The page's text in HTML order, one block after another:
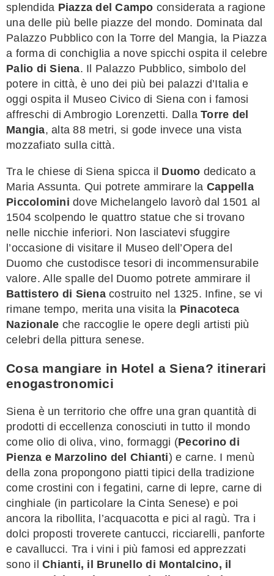
splendida Piazza del Campo considerata a ragione
una delle più belle piazze del mondo. Dominata dal
Palazzo Pubblico con la Torre del Mangia, la Piazza
a forma di conchiglia a nove spicchi ospita il celebre
Palio di Siena. Il Palazzo Pubblico, simbolo del
potere in città, è uno dei più bei palazzi d’Italia e
oggi ospita il Museo Civico di Siena con i famosi
affreschi di Ambrogio Lorenzetti. Dalla Torre del
Mangia, alta 88 metri, si gode invece una vista
mozzafiato sulla città.
Tra le chiese di Siena spicca il Duomo dedicato a
Maria Assunta. Qui potrete ammirare la Cappella
Piccolomini dove Michelangelo lavorò dal 1501 al
1504 scolpendo le quattro statue che si trovano
nelle nicchie inferiori. Non lasciatevi sfuggire
l’occasione di visitare il Museo dell’Opera del
Duomo che custodisce tesori di incommensurabile
valore. Alle spalle del Duomo potrete ammirare il
Battistero di Sienacostruito nel 1325. Infine, se vi
rimane tempo, merita una visita la Pinacoteca
Nazionale che raccoglie le opere degli artisti più
celebri della pittura senese.
Cosa mangiare in Hotel a Siena? itinerari
enogastronomici
Siena è un territorio che offre una gran quantità di
prodotti di eccellenza conosciuti in tutto il mondo
come olio di oliva, vino, formaggi (Pecorino di
Pienza e Marzolino del Chianti) e carne. I menù
della zona propongono piatti tipici della tradizione
come crostini con i fegatini, carne di lepre, carne di
cinghiale (in particolare la Cinta Senese) e poi
ancora la ribollita, l’acquacotta e pici al ragù. Tra i
dolci proposti troverete cantucci, ricciarelli, panforte
e cavallucci. Tra i vini i più famosi ed apprezzati
sono il Chianti, il Brunello di Montalcino, il